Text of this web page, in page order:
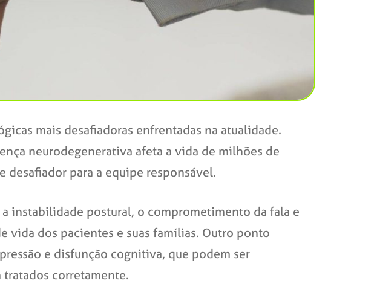
mais desafiadoras enfrentadas na atualidade.
neurodegenerativa afeta a vida de milhões de
para a equipe responsável.
instabilidade postural, o comprometimento da fala e
vida dos pacientes e suas famílias. Outro ponto
e disfunção cognitiva, que podem ser
corretamente.